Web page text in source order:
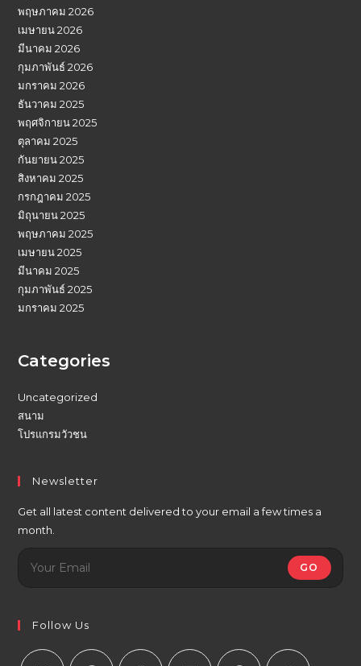
พฤษภาคม 2026
เมษายน 2026
มีนาคม 2026
กุมภาพันธ์ 2026
มกราคม 2026
ธันวาคม 2025
พฤศจิกายน 2025
ตุลาคม 2025
กันยายน 2025
สิงหาคม 2025
กรกฎาคม 2025
มิถุนายน 2025
พฤษภาคม 2025
เมษายน 2025
มีนาคม 2025
กุมภาพันธ์ 2025
มกราคม 2025
Categories
Uncategorized
สนาม
โปรแกรมวัวชน
Newsletter
Get all latest content delivered to your email a few times a
month.
GO
Follow Us